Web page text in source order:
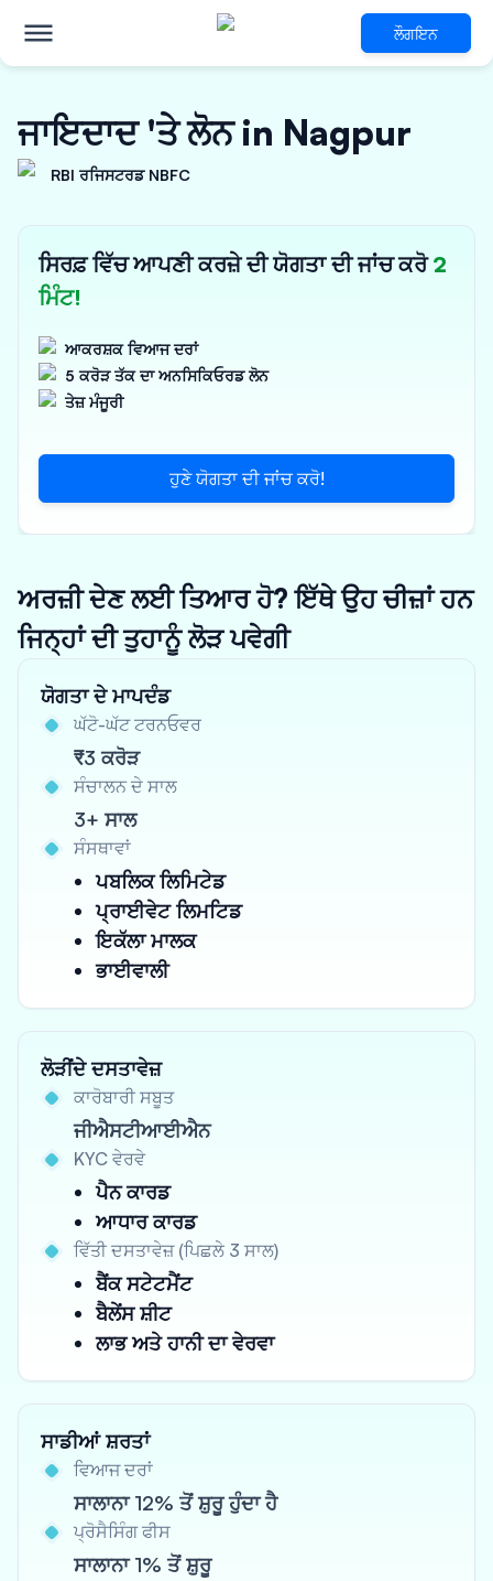
ਲੌਗਇਨ
ਜਾਇਦਾਦ 'ਤੇ ਲੋਨ in Nagpur
RBI ਰਜਿਸਟਰਡ NBFC
ਸਿਰਫ਼ ਵਿੱਚ ਆਪਣੀ ਕਰਜ਼ੇ ਦੀ ਯੋਗਤਾ ਦੀ ਜਾਂਚ ਕਰੋ2
ਮਿੰਟ!
ਆਕਰਸ਼ਕ ਵਿਆਜ ਦਰਾਂ
5 ਕਰੋੜ ਤੱਕ ਦਾ ਅਨਸਿਕਿਓਰਡ ਲੋਨ
ਤੇਜ਼ ਮੰਜੂਰੀ
ਹੁਣੇ ਯੋਗਤਾ ਦੀ ਜਾਂਚ ਕਰੋ!
ਅਰਜ਼ੀ ਦੇਣ ਲਈ ਤਿਆਰ ਹੋ? ਇੱਥੇ ਉਹ ਚੀਜ਼ਾਂ ਹਨ
ਜਿਨ੍ਹਾਂ ਦੀ ਤੁਹਾਨੂੰ ਲੋੜ ਪਵੇਗੀ
ਯੋਗਤਾ ਦੇ ਮਾਪਦੰਡ
ਘੱਟੋ-ਘੱਟ ਟਰਨਓਵਰ
₹3 ਕਰੋੜ
ਸੰਚਾਲਨ ਦੇ ਸਾਲ
3+ ਸਾਲ
ਸੰਸਥਾਵਾਂ
ਪਬਲਿਕ ਲਿਮਿਟੇਡ
ਪ੍ਰਾਈਵੇਟ ਲਿਮਟਿਡ
ਇਕੱਲਾ ਮਾਲਕ
ਭਾਈਵਾਲੀ
ਲੋੜੀਂਦੇ ਦਸਤਾਵੇਜ਼
ਕਾਰੋਬਾਰੀ ਸਬੂਤ
ਜੀਐਸਟੀਆਈਐਨ
KYC ਵੇਰਵੇ
ਪੈਨ ਕਾਰਡ
ਆਧਾਰ ਕਾਰਡ
ਵਿੱਤੀ ਦਸਤਾਵੇਜ਼ (ਪਿਛਲੇ 3 ਸਾਲ)
ਬੈਂਕ ਸਟੇਟਮੈਂਟ
ਬੈਲੇਂਸ ਸ਼ੀਟ
ਲਾਭ ਅਤੇ ਹਾਨੀ ਦਾ ਵੇਰਵਾ
ਸਾਡੀਆਂ ਸ਼ਰਤਾਂ
ਵਿਆਜ ਦਰਾਂ
ਸਾਲਾਨਾ 12% ਤੋਂ ਸ਼ੁਰੂ ਹੁੰਦਾ ਹੈ
ਪ੍ਰੋਸੈਸਿੰਗ ਫੀਸ
ਸਾਲਾਨਾ 1% ਤੋਂ ਸ਼ੁਰੂ